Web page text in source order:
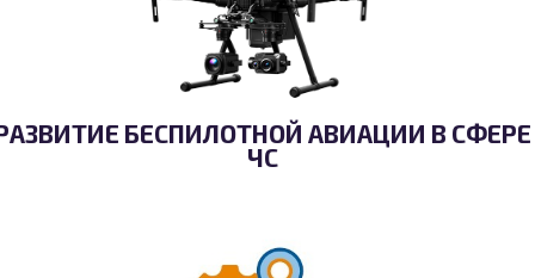
БЕСПИЛОТНОЙ АВИАЦИИ В СФЕРЕ
ЧС